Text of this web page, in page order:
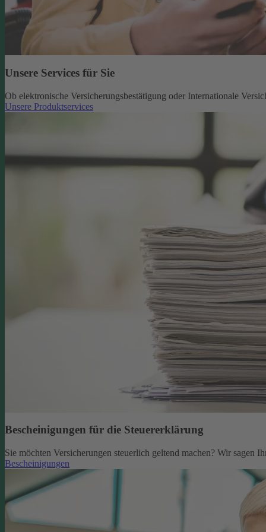
Unsere Services für Sie
Ob elektronische Versicherungsbestätigung oder Internationale
Unsere Produktservices
Bescheinigungen für die Steuererklärung
Sie möchten Versicherungen steuerlich geltend machen? Wir sagen
Bescheinigungen